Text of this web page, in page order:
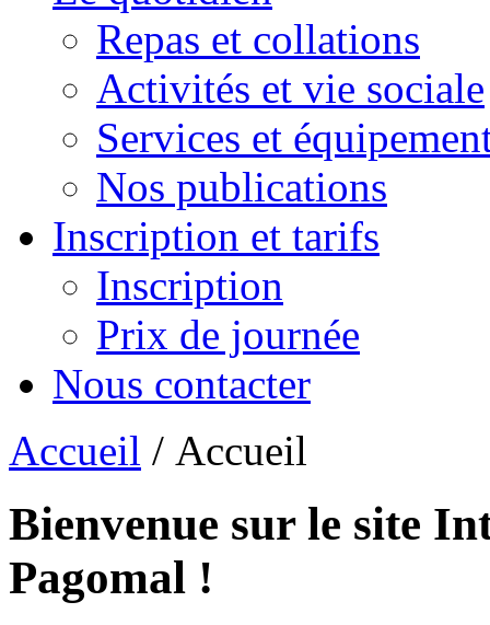
Repas et collations
Activités et vie sociale
Services et
Nos publications
Inscription et tarifs
Inscription
Prix de journée
Nous contacter
Accueil / Accueil
Bienvenue sur le site
Pagomal !